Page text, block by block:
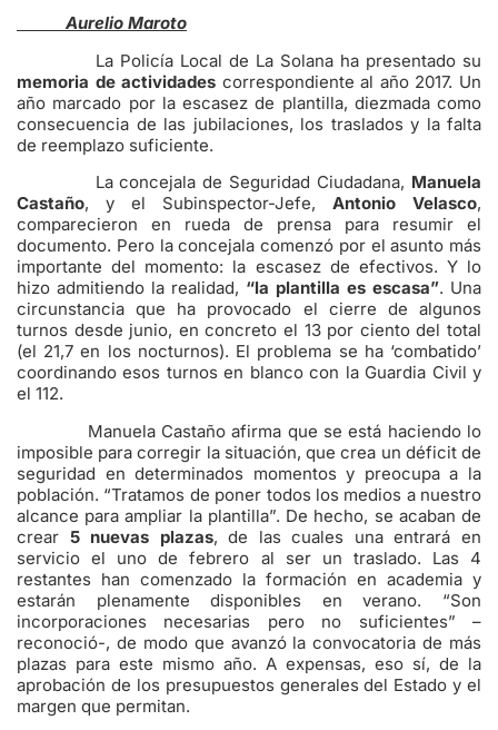
Aurelio Maroto
La Policía Local de La Solana ha presentado su
memoria de actividades correspondiente al año 2017. Un
año marcado por la escasez de plantilla, diezmada como
consecuencia de las jubilaciones, los traslados y la falta
de reemplazo suficiente.
La concejala de Seguridad Ciudadana, Manuela
Castaño, y el Subinspector-Jefe, Antonio Velasco,
comparecieron en rueda de prensa para resumir el
documento. Pero la concejala comenzó por el asunto más
importante del momento: la escasez de efectivos. Y lo
hizo admitiendo la realidad, “la plantilla es escasa”. Una
circunstancia que ha provocado el cierre de algunos
turnos desde junio, en concreto el 13 por ciento del total
(el 21,7 en los nocturnos). El problema se ha ‘combatido’
coordinando esos turnos en blanco con la Guardia Civil y
el 112.
Manuela Castaño afirma que se está haciendo lo
imposible para corregir la situación, que crea un déficit de
seguridad en determinados momentos y preocupa a la
población. “Tratamos de poner todos los medios a nuestro
alcance para ampliar la plantilla”. De hecho, se acaban de
crear 5 nuevas plazas, de las cuales una entrará en
servicio el uno de febrero al ser un traslado. Las 4
restantes han comenzado la formación en academia y
estarán plenamente disponibles en verano. “Son
incorporaciones necesarias pero no suficientes” –
reconoció-, de modo que avanzó la convocatoria de más
plazas para este mismo año. A expensas, eso sí, de la
aprobación de los presupuestos generales del Estado y el
margen que permitan.